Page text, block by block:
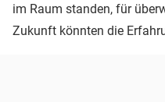
im Raum standen, für
Zukunft könnten die